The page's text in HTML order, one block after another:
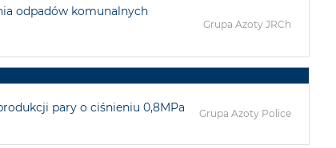
odpadów komunalnych
Grupa Azoty JRCh
pary o ciśnieniu 0,8MPa Grupa Azoty Police